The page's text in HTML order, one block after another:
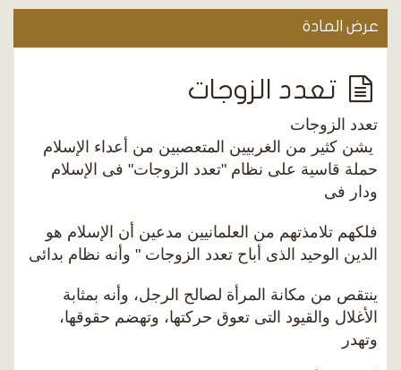
عرض المادة
تعدد الزوجات
تعدد الزوجات
يشن كثير من الغربيين المتعصبين من أعداء الإسلام
حملة قاسية على نظام "تعدد الزوجات" فى الإسلام
ودار فى
فلكهم تلامذتهم من العلمانيين مدعين أن الإسلام هو
الدين الوحيد الذى أباح تعدد الزوجات " وأنه نظام بدائى
ينتقص من مكانة المرأة لصالح الرجل، وأنه بمثابة
الأغلال والقيود التى تعوق حركتها، وتهضم حقوقها،
وتهدر